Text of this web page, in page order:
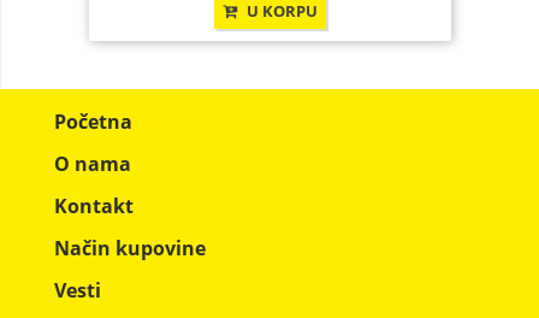
U KORPU
Početna
O nama
Kontakt
Način kupovine
Vesti